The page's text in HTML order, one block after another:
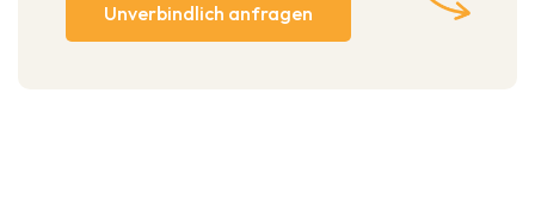
Unverbindlich anfragen